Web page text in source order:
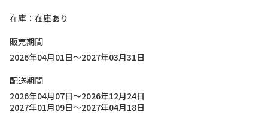
在庫
在庫あり
販売期間
2026年04月01日～2027年03月31日
配送期間
2026年04月07日～2026年12月24日
2027年01月09日～2027年04月18日